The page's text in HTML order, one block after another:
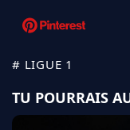
# LIGUE 1
TU POURRAIS